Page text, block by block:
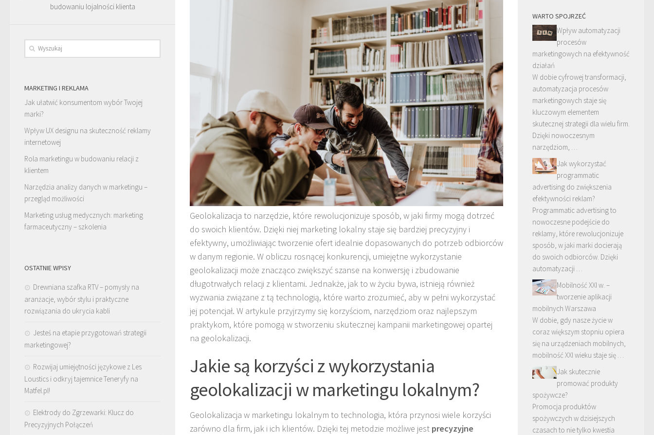
Geolokalizacja to narzędzie, które rewolucjonizuje sposób, w jaki firmy mogą dotrzeć
do swoich klientów. Dzięki niej marketing lokalny staje się bardziej precyzyjny i
efektywny, umożliwiając tworzenie ofert idealnie dopasowanych do potrzeb odbiorców
w danym regionie. W obliczu rosnącej konkurencji, umiejętne wykorzystanie
geolokalizacji może znacząco zwiększyć szanse na konwersję i zbudowanie
długotrwałych relacji z klientami. Jednakże, jak to w życiu bywa, istnieją również
wyzwania związane z tą technologią, które warto zrozumieć, aby w pełni wykorzystać
jej potencjał. W artykule przyjrzymy się korzyściom, narzędziom oraz najlepszym
praktykom, które pomogą w stworzeniu skutecznej kampanii marketingowej opartej
na geolokalizacji.
Jakie są korzyści z wykorzystania
geolokalizacji w marketingu lokalnym?
Geolokalizacja w marketingu lokalnym to technologia, która przynosi wiele korzyści
zarówno dla firm, jak i ich klientów. Dzięki tej metodzie możliwe jest precyzyjne
budowaniu lojalności klienta
MARKETING I REKLAMA
Jak ułatwić konsumentom wybór Twojej
marki?
Wpływ UX designu na skuteczność reklamy
internetowej
Rola marketingu w budowaniu relacji z
klientem
Narzędzia analizy danych w marketingu –
przegląd możliwości
Marketing usług medycznych: marketing
farmaceutyczny – szkolenia
OSTATNIE WPISY
Drewniana szafka RTV – pomysły na
aranżacje, wybór stylu i praktyczne
rozwiązania do ukrycia kabli
Jesteś na etapie przygotowań strategii
marketingowej?
Rozwijaj umiejętności językowe z Les
Loustics i odkryj tajemnice Teneryfy na
Matfel.pl!
Elektrody do Zgrzewarki: Klucz do
Precyzyjnych Połączeń
WARTO SPOJRZEĆ
Wpływ automatyzacji
procesów
marketingowych na efektywność
działań
W dobie cyfrowej transformacji,
automatyzacja procesów
marketingowych staje się
kluczowym elementem
skutecznej strategii dla wielu firm.
Dzięki nowoczesnym
narzędziom, …
Jak wykorzystać
programmatic
advertising do zwiększenia
efektywności reklam?
Programmatic advertising to
nowoczesne podejście do
reklamy, które rewolucjonizuje
sposób, w jaki marki docierają
do swoich odbiorców. Dzięki
automatyzacji …
Mobilność XXI w. –
tworzenie aplikacji
mobilnych Warszawa
W dobie, gdy nasze życie w
coraz większym stopniu opiera
się na urządzeniach mobilnych,
mobilność XXI wieku staje się …
Jak skutecznie
promować produkty
spożywcze?
Promocja produktów
spożywczych w dzisiejszych
czasach to nie tylko kwestia